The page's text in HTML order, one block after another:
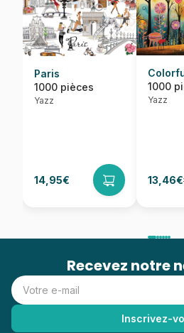
Paris
1000 pièces
Yazz
14,95€
1000
Yazz
13,46€
Recevez notre